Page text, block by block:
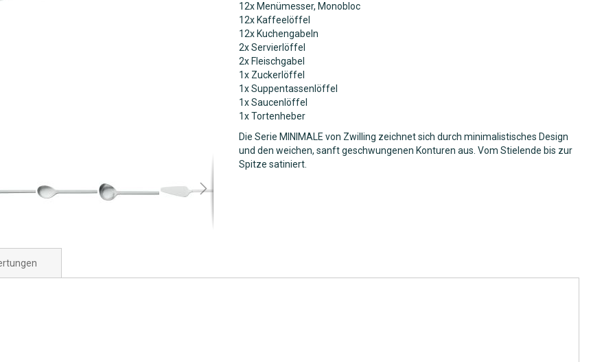
12x Menümesser, Monobloc
12x Kaffeelöffel
12x Kuchengabeln
2x Servierlöffel
2x Fleischgabel
1x Zuckerlöffel
1x Suppentassenlöffel
1x Saucenlöffel
1x Tortenheber
Die Serie MINIMALE von Zwilling zeichnet sich durch minimalistisches Design
und den weichen, sanft geschwungenen Konturen aus. Vom Stielende bis zur
Spitze satiniert.